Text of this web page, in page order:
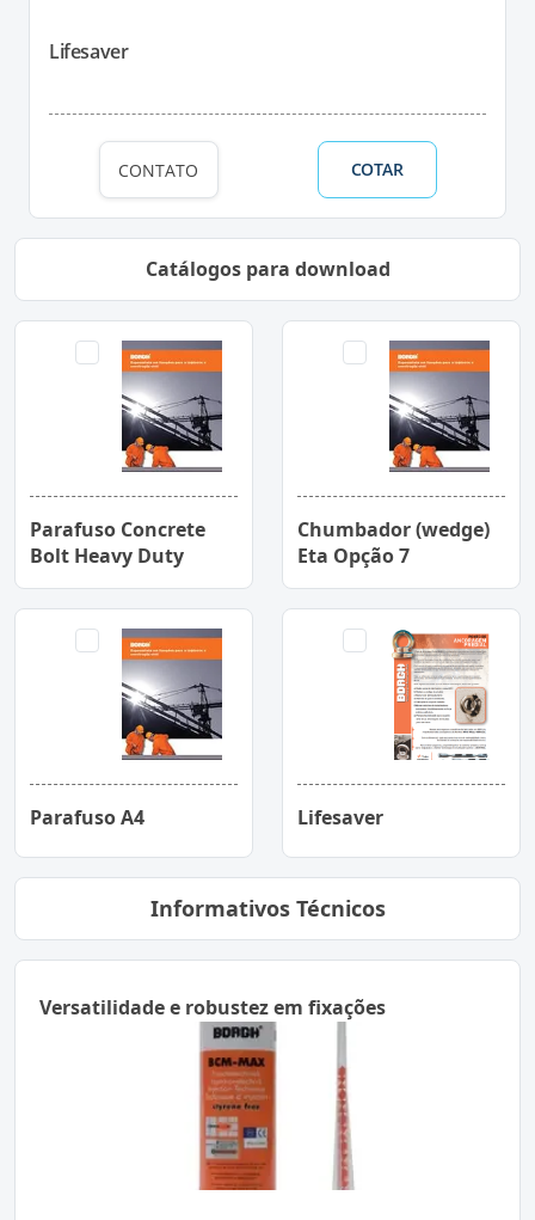
Lifesaver
CONTATO COTAR
Catálogos para download
Parafuso Concrete
Bolt Heavy Duty
Chumbador (wedge)
Eta Opção 7
Parafuso A4 Lifesaver
Informativos Técnicos
Versatilidade e robustez em fixações